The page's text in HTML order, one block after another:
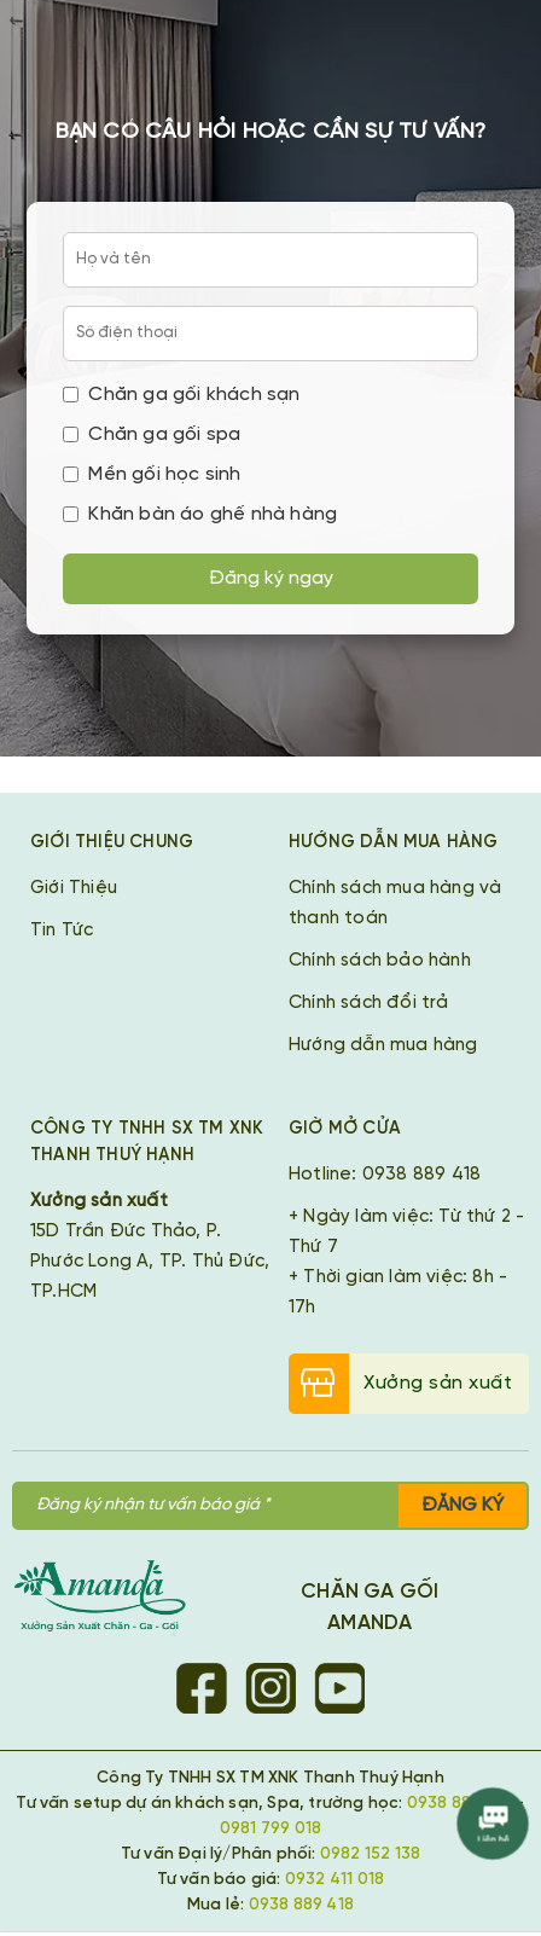
BẠN CÓ CÂU HỎI HOẶC CẦN SỰ TƯ VẤN?
Chăn ga gối khách sạn
Chăn ga gối spa
Mền gối học sinh
Khăn bàn áo ghế nhà hàng
Đăng ký ngay
GIỚI THIỆU CHUNG
Giới Thiệu
Tin Tức
HƯỚNG DẪN MUA HÀNG
Chính sách mua hàng và
thanh toán
Chính sách bảo hành
Chính sách đổi trả
Hướng dẫn mua hàng
CÔNG TY TNHH SX TM XNK
THANH THUÝ HẠNH
Xưởng sản xuất
15D Trần Đức Thảo, P.
Phước Long A, TP. Thủ Đức,
TP.HCM
GIỜ MỞ CỬA
Hotline: 0938 889 418
+ Ngày làm việc: Từ thứ 2 -
Thứ 7
+ Thời gian làm việc: 8h -
17h
Xưởng sản xuất
ĐĂNG KÝ
CHĂN GA GỐI
AMANDA
Công Ty TNHH SX TM XNK Thanh Thuý Hạnh
Tư vấn setup dự án khách sạn, Spa, trường học: 0938 889 418 -
0981 799 018
Tư vấn Đại lý/Phân phối: 0982 152 138
Tư vấn báo giá: 0932 411 018
Mua lẻ: 0938 889 418